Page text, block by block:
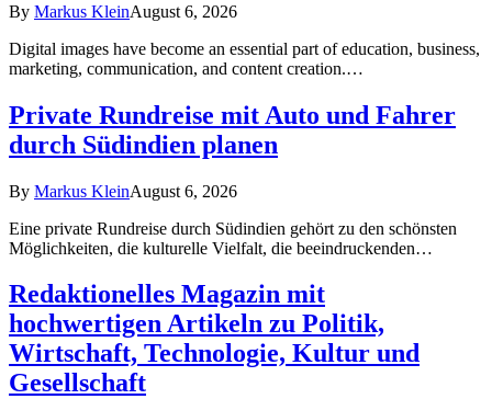
By Markus KleinAugust 6, 2026
Digital images have become an essential part of education, business,
marketing, communication, and content creation.…
Private Rundreise mit Auto und Fahrer
durch Südindien planen
By Markus KleinAugust 6, 2026
Eine private Rundreise durch Südindien gehört zu den schönsten
Möglichkeiten, die kulturelle Vielfalt, die beeindruckenden…
Redaktionelles Magazin mit
hochwertigen Artikeln zu Politik,
Wirtschaft, Technologie, Kultur und
Gesellschaft